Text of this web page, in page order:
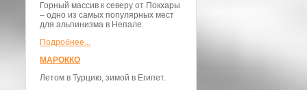
Горный массив к северу от Покхары
– одно из самых популярных мест
для альпинизма в Непале.
Подробнее...
МАРОККО
Летом в Турцию, зимой в Египет.